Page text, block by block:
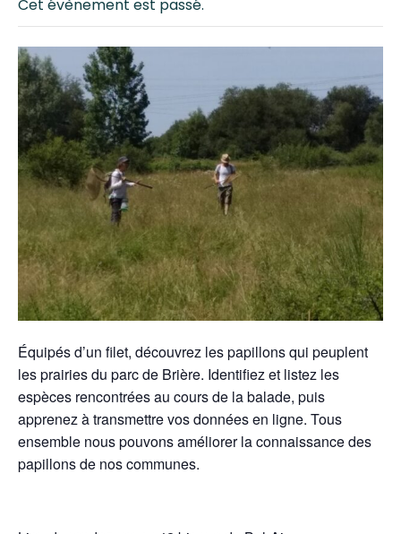
Cet évènement est passé.
Équipés d’un filet, découvrez les papillons qui peuplent
les prairies du parc de Brière. Identifiez et listez les
espèces rencontrées au cours de la balade, puis
apprenez à transmettre vos données en ligne. Tous
ensemble nous pouvons améliorer la connaissance des
papillons de nos communes.